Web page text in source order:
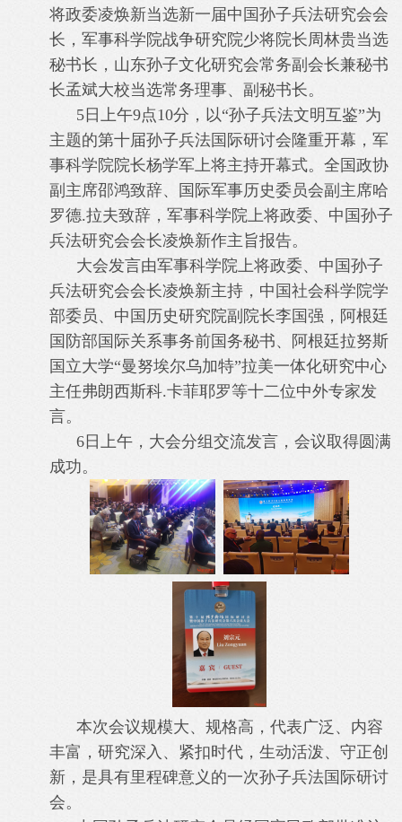
将政委凌焕新当选新一届中国孙子兵法研究会会
长，军事科学院战争研究院少将院长周林贵当选
秘书长，山东孙子文化研究会常务副会长兼秘书
长孟斌大校当选常务理事、副秘书长。
5日上午9点10分，以“孙子兵法文明互鉴”为
主题的第十届孙子兵法国际研讨会隆重开幕，军
事科学院院长杨学军上将主持开幕式。全国政协
副主席邵鸿致辞、国际军事历史委员会副主席哈
罗德.拉夫致辞，军事科学院上将政委、中国孙子
兵法研究会会长凌焕新作主旨报告。
大会发言由军事科学院上将政委、中国孙子
兵法研究会会长凌焕新主持，中国社会科学院学
部委员、中国历史研究院副院长李国强，阿根廷
国防部国际关系事务前国务秘书、阿根廷拉努斯
国立大学“曼努埃尔乌加特”拉美一体化研究中心
主任弗朗西斯科.卡菲耶罗等十二位中外专家发
言。
6日上午，大会分组交流发言，会议取得圆满
成功。
本次会议规模大、规格高，代表广泛、内容
丰富，研究深入、紧扣时代，生动活泼、守正创
新，是具有里程碑意义的一次孙子兵法国际研讨
会。